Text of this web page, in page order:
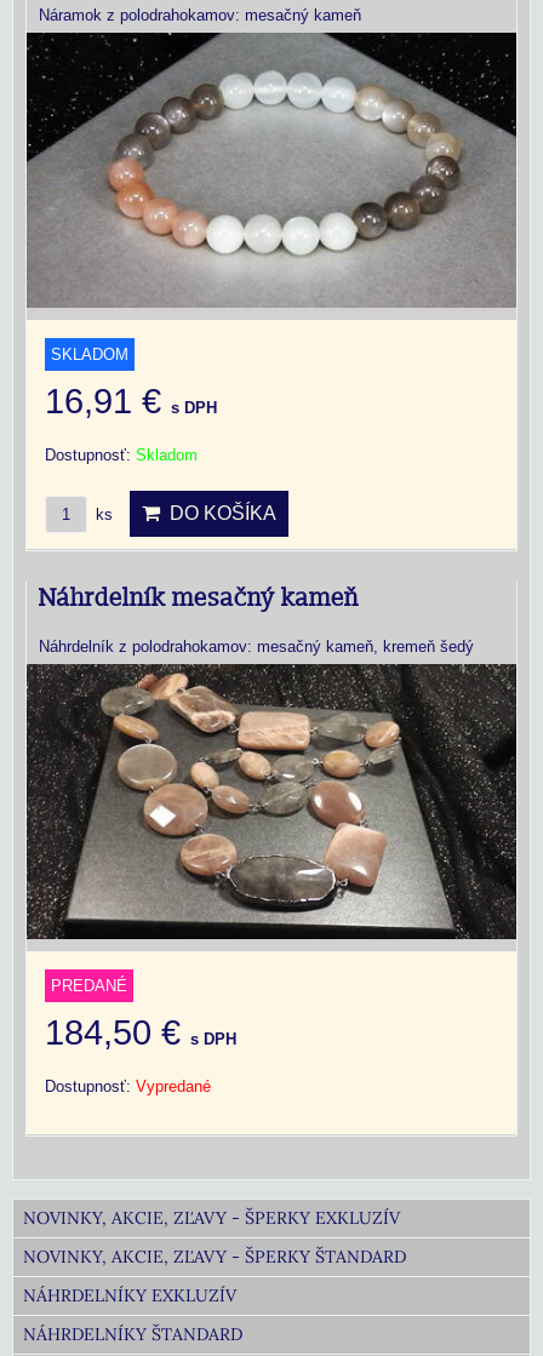
Náramok z polodrahokamov: mesačný kameň
SKLADOM
16,91 € s DPH
Dostupnosť: Skladom
ks DO KOŠÍKA
Náhrdelník mesačný kameň
Náhrdelník z polodrahokamov: mesačný kameň, kremeň šedý
PREDANÉ
184,50 € s DPH
Dostupnosť: Vypredané
NOVINKY, AKCIE, ZĽAVY - ŠPERKY EXKLUZÍV
NOVINKY, AKCIE, ZĽAVY - ŠPERKY ŠTANDARD
NÁHRDELNÍKY EXKLUZÍV
NÁHRDELNÍKY ŠTANDARD